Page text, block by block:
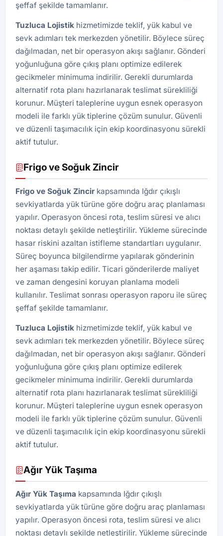
şeffaf şekilde tamamlanır.
Tuzluca Lojistik hizmetimizde teklif, yük kabul ve
sevk adımları tek merkezden yönetilir. Böylece süreç
dağılmadan, net bir operasyon akışı sağlanır. Gönderi
yoğunluğuna göre çıkış planı optimize edilerek
gecikmeler minimuma indirilir. Gerekli durumlarda
alternatif rota planı hazırlanarak teslimat sürekliliği
korunur. Müşteri taleplerine uygun esnek operasyon
modeli ile farklı yük tiplerine çözüm sunulur. Güvenli
ve düzenli taşımacılık için ekip koordinasyonu sürekli
aktif tutulur.
Frigo ve Soğuk Zincir
Frigo ve Soğuk Zincir kapsamında Iğdır çıkışlı
sevkiyatlarda yük türüne göre doğru araç planlaması
yapılır. Operasyon öncesi rota, teslim süresi ve alıcı
noktası detaylı şekilde netleştirilir. Yükleme sürecinde
hasar riskini azaltan istifleme standartları uygulanır.
Süreç boyunca bilgilendirme yapılarak gönderinin
her aşaması takip edilir. Ticari gönderilerde maliyet
ve zaman dengesini koruyan planlama modeli
kullanılır. Teslimat sonrası operasyon raporu ile süreç
şeffaf şekilde tamamlanır.
Tuzluca Lojistik hizmetimizde teklif, yük kabul ve
sevk adımları tek merkezden yönetilir. Böylece süreç
dağılmadan, net bir operasyon akışı sağlanır. Gönderi
yoğunluğuna göre çıkış planı optimize edilerek
gecikmeler minimuma indirilir. Gerekli durumlarda
alternatif rota planı hazırlanarak teslimat sürekliliği
korunur. Müşteri taleplerine uygun esnek operasyon
modeli ile farklı yük tiplerine çözüm sunulur. Güvenli
ve düzenli taşımacılık için ekip koordinasyonu sürekli
aktif tutulur.
Ağır Yük Taşıma
Ağır Yük Taşıma kapsamında Iğdır çıkışlı
sevkiyatlarda yük türüne göre doğru araç planlaması
yapılır. Operasyon öncesi rota, teslim süresi ve alıcı
noktası detaylı şekilde netleştirilir. Yükleme sürecinde